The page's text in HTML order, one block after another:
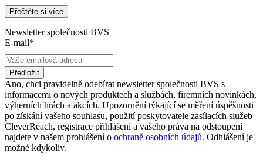
Dies unterscheidet unsere
konventionellen Reparaturen:
oder einem höheren Verschleiß unterliegen
Zertifizierte Reparaturwerkstatt
Austausch aller Komponenten, die als Schwachstellen
identifiziert werden und somit ein Sicherheitsrisiko für die
Maschine und deren Betreiber darstellen
Ausschließliche Verwendung der vom Hersteller oder
Gesetzgeber neuen & zugelassenen Komponenten
Überprüfung aller relevanten Funktionen in Form von
Funktions- und Lasttests
Přečtěte si více
Newsletter společnosti BVS
E-mail*
Předložit
Ano, chci pravidelně odebírat newsletter společnosti BVS s
informacemi o nových produktech a službách, firemních novinkách,
výherních hrách a akcích. Upozornění týkající se měření úspěšnosti
po získání vašeho souhlasu, použití poskytovatele zasílacích služeb
CleverReach, registrace přihlášení a vašeho práva na odstoupení
najdete v našem prohlášení o ochraně osobních údajů. Odhlášení je
možné kdykoliv.